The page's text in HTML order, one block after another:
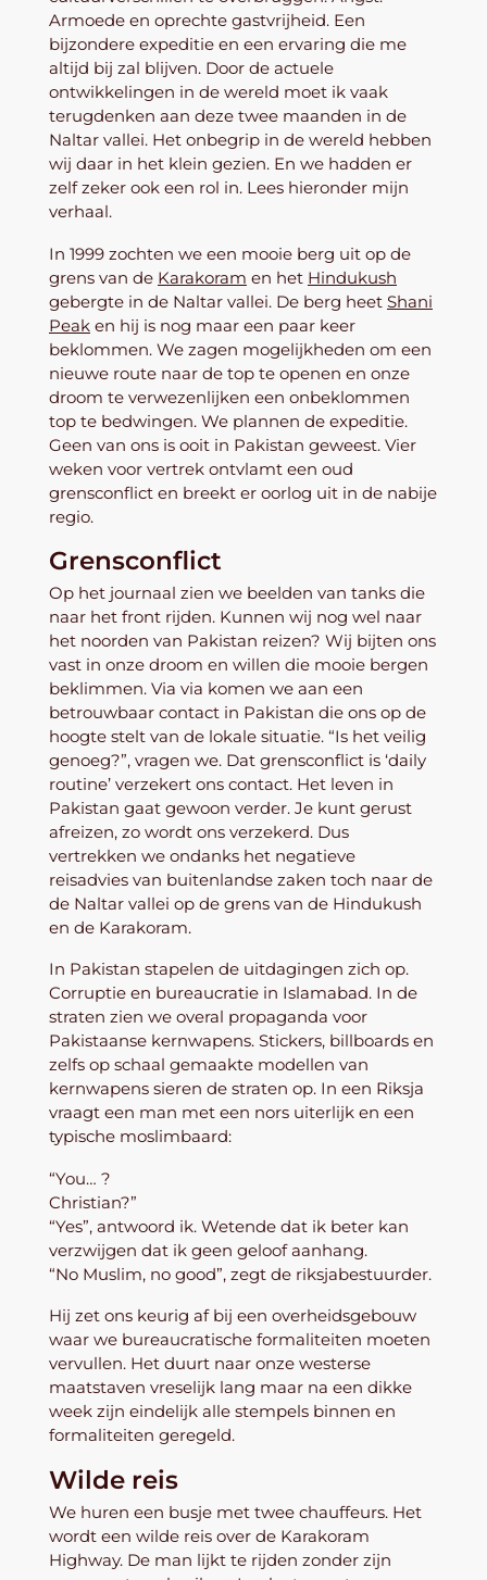
Armoede en oprechte gastvrijheid. Een
bijzondere expeditie en een ervaring die me
altijd bij zal blijven. Door de actuele
ontwikkelingen in de wereld moet ik vaak
terugdenken aan deze twee maanden in de
Naltar vallei. Het onbegrip in de wereld hebben
wij daar in het klein gezien. En we hadden er
zelf zeker ook een rol in. Lees hieronder mijn
verhaal.
In 1999 zochten we een mooie berg uit op de
grens van de Karakoram en het Hindukush
gebergte in de Naltar vallei. De berg heet Shani
Peak en hij is nog maar een paar keer
beklommen. We zagen mogelijkheden om een
nieuwe route naar de top te openen en onze
droom te verwezenlijken een onbeklommen
top te bedwingen. We plannen de expeditie.
Geen van ons is ooit in Pakistan geweest. Vier
weken voor vertrek ontvlamt een oud
grensconflict en breekt er oorlog uit in de nabije
regio.
Grensconflict
Op het journaal zien we beelden van tanks die
naar het front rijden. Kunnen wij nog wel naar
het noorden van Pakistan reizen? Wij bijten ons
vast in onze droom en willen die mooie bergen
beklimmen. Via via komen we aan een
betrouwbaar contact in Pakistan die ons op de
hoogte stelt van de lokale situatie. “Is het veilig
genoeg?”, vragen we. Dat grensconflict is ‘daily
routine’ verzekert ons contact. Het leven in
Pakistan gaat gewoon verder. Je kunt gerust
afreizen, zo wordt ons verzekerd. Dus
vertrekken we ondanks het negatieve
reisadvies van buitenlandse zaken toch naar de
de Naltar vallei op de grens van de Hindukush
en de Karakoram.
In Pakistan stapelen de uitdagingen zich op.
Corruptie en bureaucratie in Islamabad. In de
straten zien we overal propaganda voor
Pakistaanse kernwapens. Stickers, billboards en
zelfs op schaal gemaakte modellen van
kernwapens sieren de straten op. In een Riksja
vraagt een man met een nors uiterlijk en een
typische moslimbaard:
“You… ?
Christian?”
“Yes”, antwoord ik. Wetende dat ik beter kan
verzwijgen dat ik geen geloof aanhang.
“No Muslim, no good”, zegt de riksjabestuurder.
Hij zet ons keurig af bij een overheidsgebouw
waar we bureaucratische formaliteiten moeten
vervullen. Het duurt naar onze westerse
maatstaven vreselijk lang maar na een dikke
week zijn eindelijk alle stempels binnen en
formaliteiten geregeld.
Wilde reis
We huren een busje met twee chauffeurs. Het
wordt een wilde reis over de Karakoram
Highway. De man lijkt te rijden zonder zijn